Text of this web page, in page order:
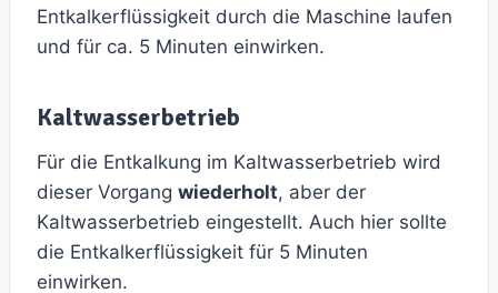
Entkalkerflüssigkeit durch die Maschine laufen
und für ca. 5 Minuten einwirken.
Kaltwasserbetrieb
Für die Entkalkung im Kaltwasserbetrieb wird
dieser Vorgang wiederholt, aber der
Kaltwasserbetrieb eingestellt. Auch hier sollte
die Entkalkerflüssigkeit für 5 Minuten
einwirken.